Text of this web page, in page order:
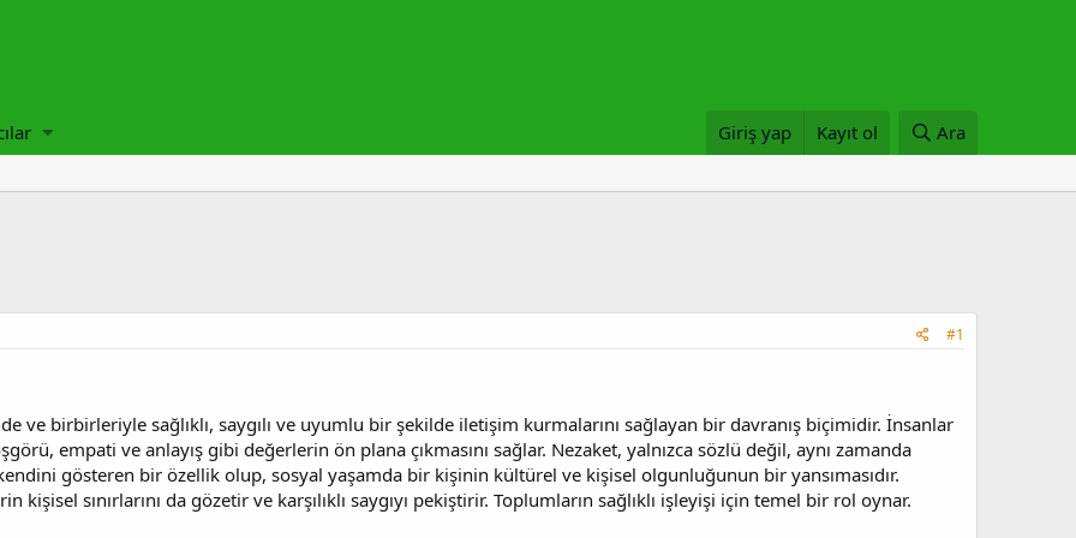
Giriş yap Kayıt ol Ara
#1
ve birbirleriyle sağlıklı, saygılı ve uyumlu bir şekilde iletişim kurmalarını sağlayan bir davranış biçimidir. İnsanlar
empati ve anlayış gibi değerlerin ön plana çıkmasını sağlar. Nezaket, yalnızca sözlü değil, aynı zamanda
gösteren bir özellik olup, sosyal yaşamda bir kişinin kültürel ve kişisel olgunluğunun bir yansımasıdır.
kişisel sınırlarını da gözetir ve karşılıklı saygıyı pekiştirir. Toplumların sağlıklı işleyişi için temel bir rol oynar.